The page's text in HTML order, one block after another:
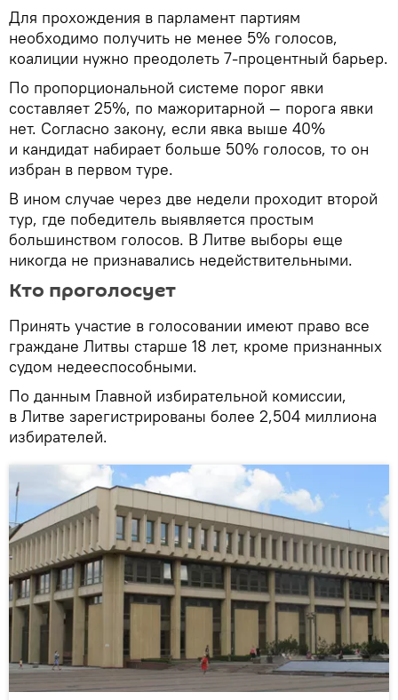
Для прохождения в парламент партиям
необходимо получить не менее 5% голосов,
коалиции нужно преодолеть 7-процентный барьер.
По пропорциональной системе порог явки
составляет 25%, по мажоритарной — порога явки
нет. Согласно закону, если явка выше 40%
и кандидат набирает больше 50% голосов, то он
избран в первом туре.
В ином случае через две недели проходит второй
тур, где победитель выявляется простым
большинством голосов. В Литве выборы еще
никогда не признавались недействительными.
Кто проголосует
Принять участие в голосовании имеют право все
граждане Литвы старше 18 лет, кроме признанных
судом недееспособными.
По данным Главной избирательной комиссии,
в Литве зарегистрированы более 2,504 миллиона
избирателей.